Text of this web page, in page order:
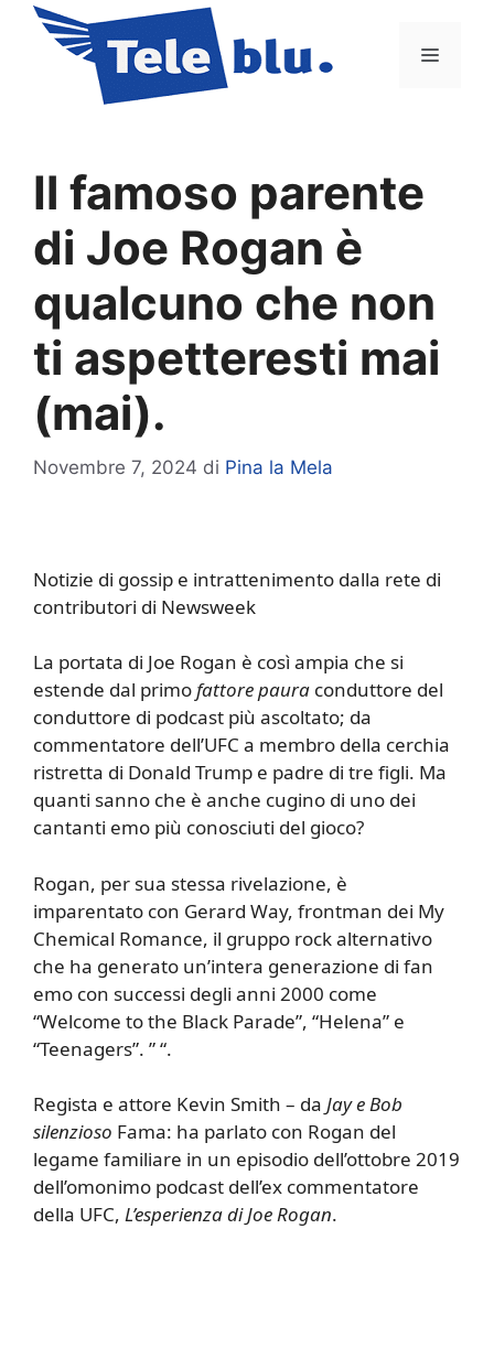
contenuto
Menu
Il famoso parente
di Joe Rogan è
qualcuno che non
ti aspetteresti mai
(mai).
Novembre 7, 2024 di Pina la Mela
Notizie di gossip e intrattenimento dalla rete di
contributori di Newsweek
La portata di Joe Rogan è così ampia che si
estende dal primofattore paura conduttore del
conduttore di podcast più ascoltato; da
commentatore dell’UFC a membro della cerchia
ristretta di Donald Trump e padre di tre figli. Ma
quanti sanno che è anche cugino di uno dei
cantanti emo più conosciuti del gioco?
Rogan, per sua stessa rivelazione, è
imparentato con Gerard Way, frontman dei My
Chemical Romance, il gruppo rock alternativo
che ha generato un’intera generazione di fan
emo con successi degli anni 2000 come
“Welcome to the Black Parade”, “Helena” e
“Teenagers”. ” “.
Regista e attore Kevin Smith – da Jay e Bob
silenzioso Fama: ha parlato con Rogan del
legame familiare in un episodio dell’ottobre 2019
dell’omonimo podcast dell’ex commentatore
della UFC, L’esperienza di Joe Rogan.